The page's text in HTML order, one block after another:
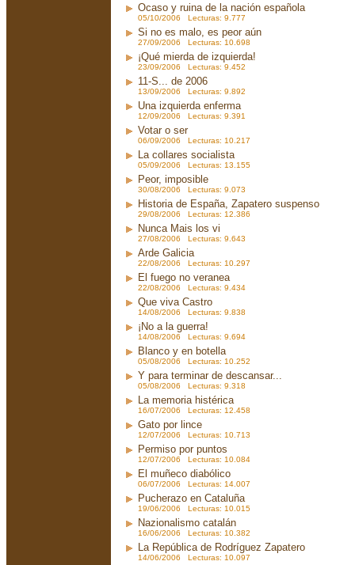
Ocaso y ruina de la nación española
05/10/2006 Lecturas: 9.777
Si no es malo, es peor aún
27/09/2006 Lecturas: 10.698
¡Qué mierda de izquierda!
23/09/2006 Lecturas: 9.452
11-S... de 2006
13/09/2006 Lecturas: 9.892
Una izquierda enferma
12/09/2006 Lecturas: 9.391
Votar o ser
06/09/2006 Lecturas: 10.217
La collares socialista
05/09/2006 Lecturas: 13.155
Peor, imposible
30/08/2006 Lecturas: 9.073
Historia de España, Zapatero suspenso
29/08/2006 Lecturas: 12.386
Nunca Mais los vi
27/08/2006 Lecturas: 9.643
Arde Galicia
22/08/2006 Lecturas: 10.297
El fuego no veranea
22/08/2006 Lecturas: 9.434
Que viva Castro
14/08/2006 Lecturas: 9.838
¡No a la guerra!
14/08/2006 Lecturas: 9.694
Blanco y en botella
05/08/2006 Lecturas: 10.252
Y para terminar de descansar...
05/08/2006 Lecturas: 9.318
La memoria histérica
16/07/2006 Lecturas: 12.458
Gato por lince
12/07/2006 Lecturas: 10.713
Permiso por puntos
12/07/2006 Lecturas: 10.084
El muñeco diabólico
06/07/2006 Lecturas: 14.007
Pucherazo en Cataluña
19/06/2006 Lecturas: 10.015
Nazionalismo catalán
16/06/2006 Lecturas: 10.382
La República de Rodríguez Zapatero
14/06/2006 Lecturas: 10.097